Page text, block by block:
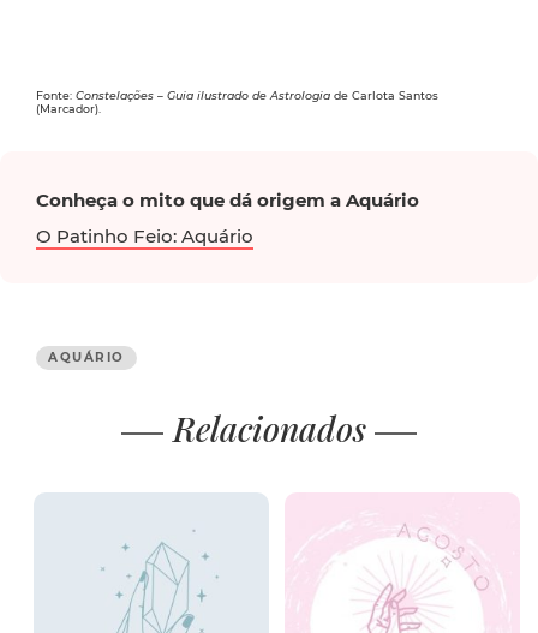
Fonte: Constelações – Guia ilustrado de Astrologia de Carlota Santos
(Marcador).
Conheça o mito que dá origem a Aquário
O Patinho Feio: Aquário
AQUÁRIO
Relacionados